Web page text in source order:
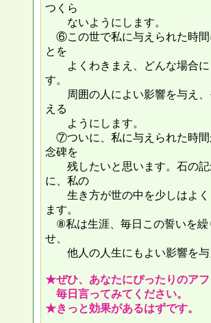
つくら
ないようにします。
⑥この世で私に与えられた時間
とを
よくわきまえ、どんな場合に
す。
周囲の人によい影響を与え、
える
ようにします。
⑦ついに、私に与えられた時間
念碑を
残したいと思います。石の記
に、私の
生き方が世の中を少しはよく
ます。
⑧私は生涯、毎日この誓いを繰
せ、
他人の人生にもよい影響
★ぜひ、あなたにぴったりのア
毎日言ってみてください。
★きっと効果があるはずです。